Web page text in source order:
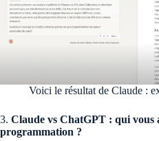
Voici le résultat de Claude :
3. Claude vs ChatGPT : qui vous
programmation ?